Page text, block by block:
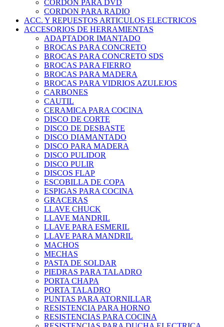
CORDON PARA DVD
CORDON PARA RADIO
ACC. Y REPUESTOS ARTICULOS ELECTRICOS
ACCESORIOS DE HERRAMIENTAS
ADAPTADOR IMANTADO
BROCAS PARA CONCRETO
BROCAS PARA CONCRETO SDS
BROCAS PARA FIERRO
BROCAS PARA MADERA
BROCAS PARA VIDRIOS AZULEJOS
CARBONES
CAUTIL
CERAMICA PARA COCINA
DISCO DE CORTE
DISCO DE DESBASTE
DISCO DIAMANTADO
DISCO PARA MADERA
DISCO PULIDOR
DISCO PULIR
DISCOS FLAP
ESCOBILLA DE COPA
ESPIGAS PARA COCINA
GRACERAS
LLAVE CHUCK
LLAVE MANDRIL
LLAVE PARA ESMERIL
LLAVE PARA MANDRIL
MACHOS
MECHAS
PASTA DE SOLDAR
PIEDRAS PARA TALADRO
PORTA CHAPA
PORTA TALADRO
PUNTAS PARA ATORNILLAR
RESISTENCIA PARA HORNO
RESISTENCIAS PARA COCINA